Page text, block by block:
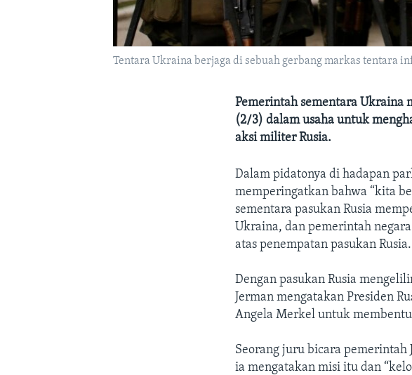
Tentara Ukraina berjaga di sebuah gerbang markas tentara
Pemerintah sementara
(2/3) dalam usaha untuk
aksi militer Rusia.
Dalam pidatonya di hadapan
memperingatkan bahwa “kita
sementara pasukan Rusia
Ukraina, dan pemerintah
atas penempatan pasukan Rusia.
Dengan pasukan Rusia
Jerman mengatakan Presiden
Angela Merkel untuk
Seorang juru bicara
ia mengatakan misi itu dan